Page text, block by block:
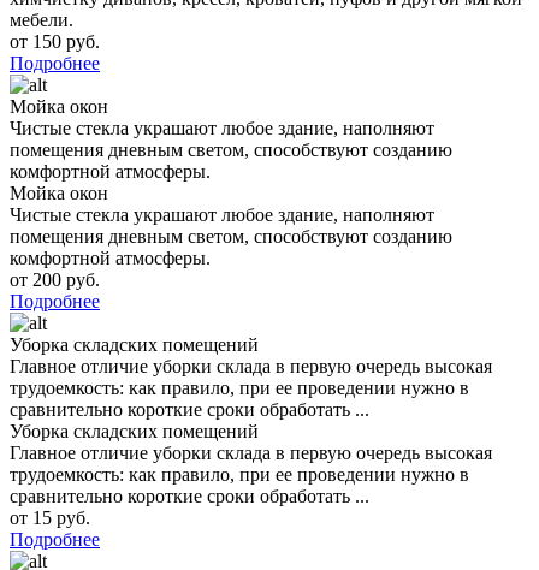
мебели.
от 150 руб.
Подробнее
Мойка окон
Чистые стекла украшают любое здание, наполняют
помещения дневным светом, способствуют созданию
комфортной атмосферы.
Мойка окон
Чистые стекла украшают любое здание, наполняют
помещения дневным светом, способствуют созданию
комфортной атмосферы.
от 200 руб.
Подробнее
Уборка складских помещений
Главное отличие уборки склада в первую очередь высокая
трудоемкость: как правило, при ее проведении нужно в
сравнительно короткие сроки обработать ...
Уборка складских помещений
Главное отличие уборки склада в первую очередь высокая
трудоемкость: как правило, при ее проведении нужно в
сравнительно короткие сроки обработать ...
от 15 руб.
Подробнее